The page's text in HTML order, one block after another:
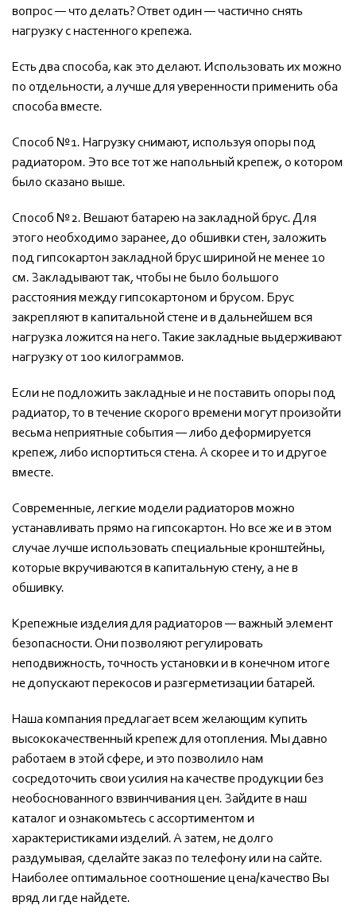
вопрос — что делать? Ответ один — частично снять
нагрузку с настенного крепежа.
Есть два способа, как это делают. Использовать их можно
по отдельности, а лучше для уверенности применить оба
способа вместе.
Способ №1. Нагрузку снимают, используя опоры под
радиатором. Это все тот же напольный крепеж, о котором
было сказано выше.
Способ №2. Вешают батарею на закладной брус. Для
этого необходимо заранее, до обшивки стен, заложить
под гипсокартон закладной брус шириной не менее 10
см. Закладывают так, чтобы не было большого
расстояния между гипсокартоном и брусом. Брус
закрепляют в капитальной стене и в дальнейшем вся
нагрузка ложится на него. Такие закладные выдерживают
нагрузку от 100 килограммов.
Если не подложить закладные и не поставить опоры под
радиатор, то в течение скорого времени могут произойти
весьма неприятные события — либо деформируется
крепеж, либо испортиться стена. А скорее и то и другое
вместе.
Современные, легкие модели радиаторов можно
устанавливать прямо на гипсокартон. Но все же и в этом
случае лучше использовать специальные кронштейны,
которые вкручиваются в капитальную стену, а не в
обшивку.
Крепежные изделия для радиаторов — важный элемент
безопасности. Они позволяют регулировать
неподвижность, точность установки и в конечном итоге
не допускают перекосов и разгерметизации батарей.
Наша компания предлагает всем желающим купить
высококачественный крепеж для отопления. Мы давно
работаем в этой сфере, и это позволило нам
сосредоточить свои усилия на качестве продукции без
необоснованного взвинчивания цен. Зайдите в наш
каталог и ознакомьтесь с ассортиментом и
характеристиками изделий. А затем, не долго
раздумывая, сделайте заказ по телефону или на сайте.
Наиболее оптимальное соотношение цена/качество Вы
вряд ли где найдете.